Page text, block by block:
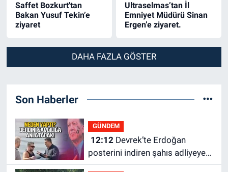
Saffet Bozkurt'tan
Bakan Yusuf Tekin’e
ziyaret
Ultraselmas’tan İl
Emniyet Müdürü Sinan
Ergen’e ziyaret.
DAHA FAZLA GÖSTER
Son Haberler
GÜNDEM
12:12Devrek’te Erdoğan
posterini indiren şahıs adliyeye
sevk edildi